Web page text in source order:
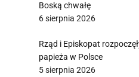
Boską chwałę
6 sierpnia 2026
Rząd i Episkopat
papieża w Polsce
5 sierpnia 2026